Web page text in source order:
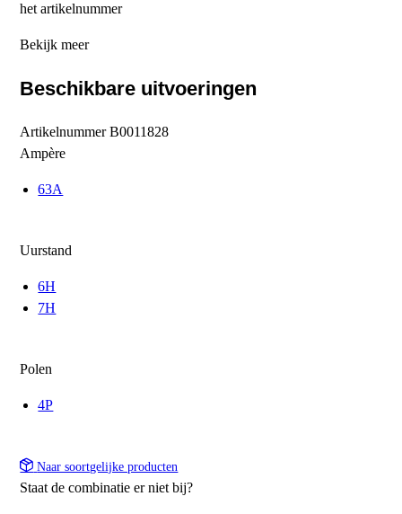
het artikelnummer
Bekijk meer
Beschikbare uitvoeringen
ArtikelnummerB0011828
Ampère
63A
Uurstand
6H
7H
Polen
4P
Naar soortgelijke producten
Staat de combinatie er niet bij?